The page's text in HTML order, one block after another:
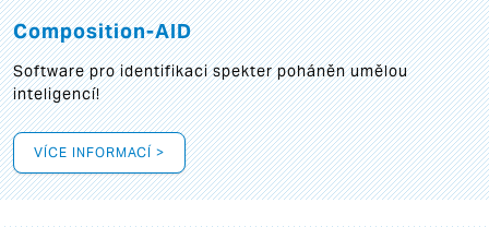
Composition-AID
Software pro identifikaci spekter poháněn umělou
inteligencí!
VÍCE INFORMACÍ >